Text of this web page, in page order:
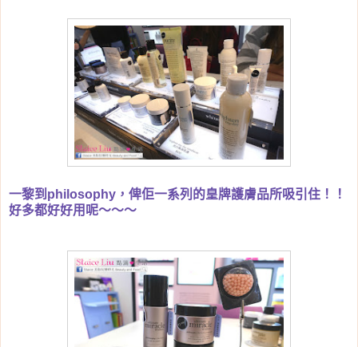
一黎到philosophy，俾佢一系列的皇牌護膚品所吸引住！！
好多都好好用呢～～～